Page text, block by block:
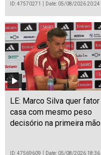
ID: 47570271 Date: 05/08/2026 20:24
LE: Marco Silva quer fator
casa com mesmo peso
decisório na primeira mão
ID: 47569609 Date: 05/08/2026 18:36